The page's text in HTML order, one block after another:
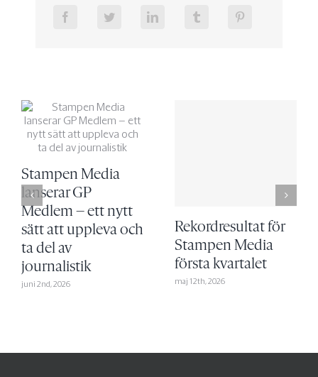
Stampen Media
lanserar GP
Medlem – ett nytt
sätt att uppleva och
ta del av
journalistik
juni 2nd, 2026
Rekordresultat för
Stampen Media
första kvartalet
maj 12th, 2026